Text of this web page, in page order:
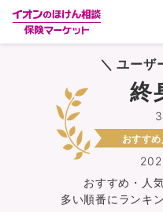
ランキン
保険を比
保険会社
イオンカ
＼ ユーザ
終
おすす
おすすめ・人
多い順番にランキ